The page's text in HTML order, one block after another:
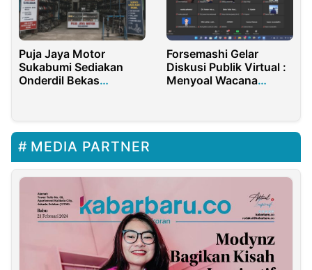
Puja Jaya Motor
Sukabumi Sediakan
Onderdil Bekas
Forsemashi Gelar
Diskusi Publik Virtual :
Menyoal Wacana
Jabatan Presiden
MEDIA PARTNER